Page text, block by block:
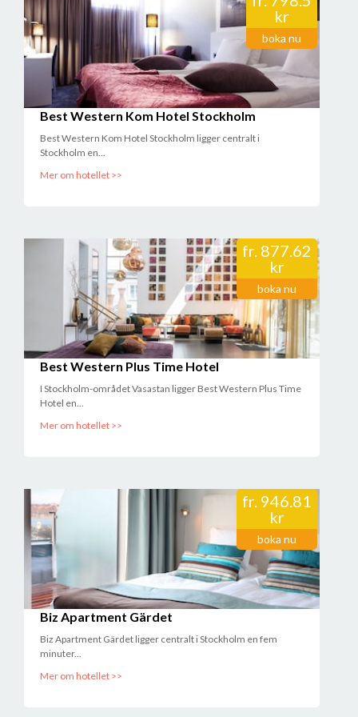
2017-09-28 17:04:36
Gärna modernare TV apparater samt bättre wifi-täckning. God mat
och bra service.
//Urban Olofsson
2017-09-19 15:05:30
kr
boka nu
Best Western Kom Hotel Stockholm
Best Western Kom Hotel Stockholm ligger centralt i
Stockholm en...
Mer om hotellet >>
fr. 877.62
kr
boka nu
Best Western Plus Time Hotel
I Stockholm-området Vasastan ligger Best Western Plus Time
Hotel en...
Mer om hotellet >>
fr. 946.81
kr
boka nu
Biz Apartment Gärdet
Biz Apartment Gärdet ligger centralt i Stockholm en fem
minuter...
Mer om hotellet >>